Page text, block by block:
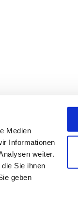
Medien
Informationen
weiter.
Sie ihnen
geben